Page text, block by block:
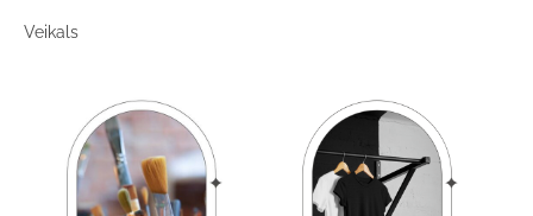
Veikals